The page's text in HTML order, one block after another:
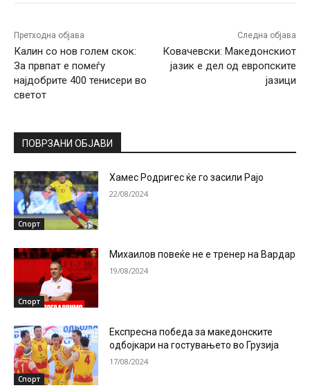
Претходна објава
Калин со нов голем скок:
За првпат е помеѓу
најдобрите 400 тенисери во
светот
Следна објава
Ковaчевски: Македонскиот
јазик е дел од европските
јазици
ПОВРЗАНИ ОБЈАВИ
Спорт
Хамес Родригес ќе го засили Рајо
22/08/2024
Спорт
Михаилов повеќе не е тренер на Вардар
19/08/2024
Спорт
Експресна победа за македонските
одбојкари на гостувањето во Грузија
17/08/2024